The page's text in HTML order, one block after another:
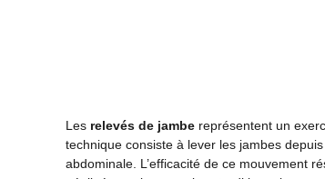
Les relevés de jambe représentent un
technique consiste à lever les jambes
abdominale. L’efficacité de ce mouvement